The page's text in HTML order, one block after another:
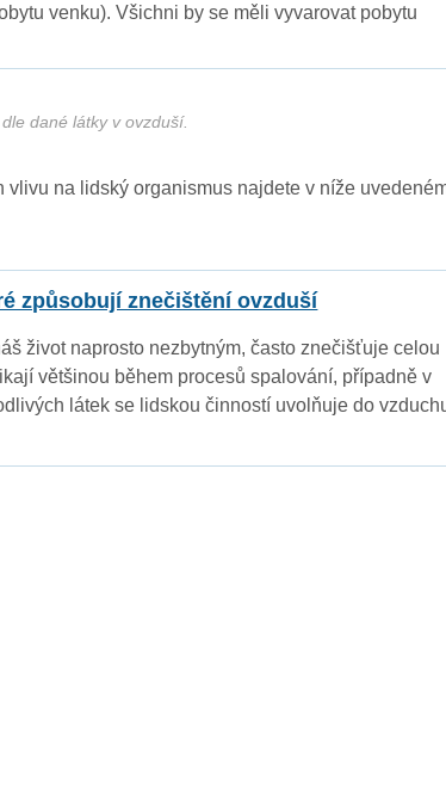
venku). Všichni by se měli vyvarovat pobytu
dané látky v ovzduší.
vlivu na lidský organismus najdete v níže
způsobují znečištění ovzduší
život naprosto nezbytným, často znečišťuje celou
většinou během procesů spalování, případně v
látek se lidskou činností uvolňuje do